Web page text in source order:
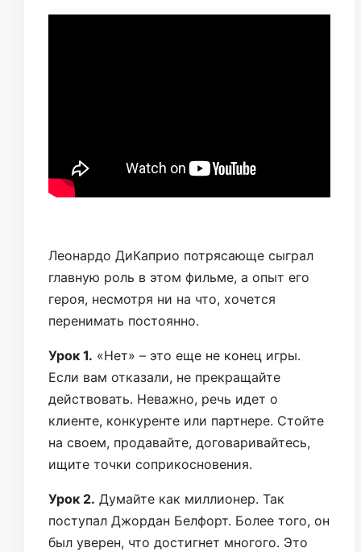
Леонардо ДиКаприо потрясающе сыграл
главную роль в этом фильме, а опыт его
героя, несмотря ни на что, хочется
перенимать постоянно.
Урок 1. «Нет» – это еще не конец игры.
Если вам отказали, не прекращайте
действовать. Неважно, речь идет о
клиенте, конкуренте или партнере. Стойте
на своем, продавайте, договаривайтесь,
ищите точки соприкосновения.
Урок 2. Думайте как миллионер. Так
поступал Джордан Белфорт. Более того, он
был уверен, что достигнет многого. Это